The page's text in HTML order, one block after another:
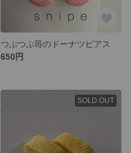
つぶつぶ苺のドーナツピアス
650円
SOLD OUT